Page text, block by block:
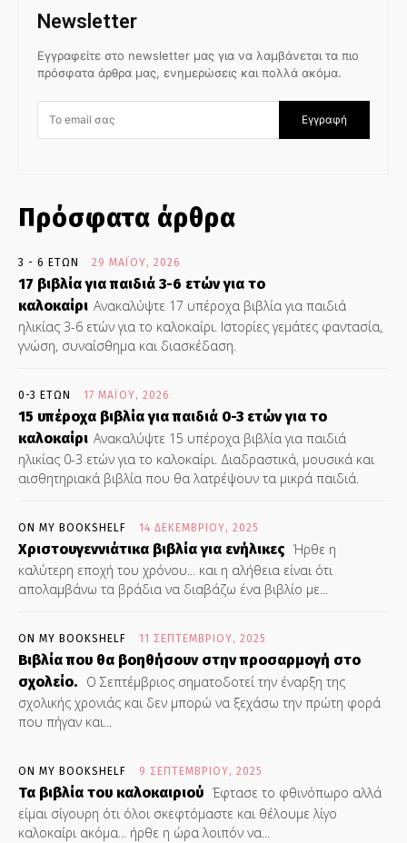
Newsletter
Εγγραφείτε στο newsletter μας για να λαμβάνεται τα πιο
πρόσφατα άρθρα μας, ενημερώσεις και πολλά ακόμα.
Εγγραφή
Πρόσφατα άρθρα
3 - 6 ΕΤΏΝ 29 ΜΑΪ́ΟΥ, 2026
17 βιβλία για παιδιά 3-6 ετών για το
καλοκαίρι Ανακαλύψτε 17 υπέροχα βιβλία για παιδιά
ηλικίας 3-6 ετών για το καλοκαίρι. Ιστορίες γεμάτες φαντασία,
γνώση, συναίσθημα και διασκέδαση.
0-3 ΕΤΏΝ 17 ΜΑΪ́ΟΥ, 2026
15 υπέροχα βιβλία για παιδιά 0-3 ετών για το
καλοκαίρι Ανακαλύψτε 15 υπέροχα βιβλία για παιδιά
ηλικίας 0-3 ετών για το καλοκαίρι. Διαδραστικά, μουσικά και
αισθητηριακά βιβλία που θα λατρέψουν τα μικρά παιδιά.
ON MY BOOKSHELF 14 ΔΕΚΕΜΒΡΊΟΥ, 2025
Χριστουγεννιάτικα βιβλία για ενήλικες Ήρθε η
καλύτερη εποχή του χρόνου... και η αλήθεια είναι ότι
απολαμβάνω τα βράδια να διαβάζω ένα βιβλίο με...
ON MY BOOKSHELF 11 ΣΕΠΤΕΜΒΡΊΟΥ, 2025
Βιβλία που θα βοηθήσουν στην προσαρμογή στο
σχολείο. Ο Σεπτέμβριος σηματοδοτεί την έναρξη της
σχολικής χρονιάς και δεν μπορώ να ξεχάσω την πρώτη φορά
που πήγαν και...
ON MY BOOKSHELF 9 ΣΕΠΤΕΜΒΡΊΟΥ, 2025
Τα βιβλία του καλοκαιριού Έφτασε το φθινόπωρο αλλά
είμαι σίγουρη ότι όλοι σκεφτόμαστε και θέλουμε λίγο
καλοκαίρι ακόμα... ήρθε η ώρα λοιπόν να...